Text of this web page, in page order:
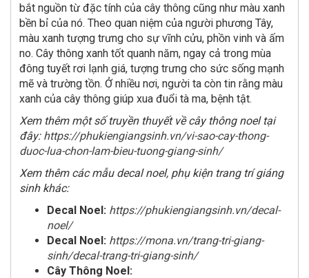
bắt nguồn từ đặc tính của cây thông cũng như màu xanh
bền bỉ của nó. Theo quan niệm của người phương Tây,
màu xanh tượng trưng cho sự vĩnh cửu, phồn vinh và ấm
no. Cây thông xanh tốt quanh năm, ngay cả trong mùa
đông tuyết rơi lạnh giá, tượng trưng cho sức sống mạnh
mẽ và trường tồn. Ở nhiều nơi, người ta còn tin rằng màu
xanh của cây thông giúp xua đuổi tà ma, bệnh tật.
Xem thêm một số truyền thuyết về cây thông noel tại
đây: https://phukiengiangsinh.vn/vi-sao-cay-thong-
duoc-lua-chon-lam-bieu-tuong-giang-sinh/
Xem thêm các mẫu decal noel, phụ kiện trang trí giáng
sinh khác:
Decal Noel: https://phukiengiangsinh.vn/decal-
noel/
Decal Noel: https://mona.vn/trang-tri-giang-
sinh/decal-trang-tri-giang-sinh/
Cây Thông Noel: